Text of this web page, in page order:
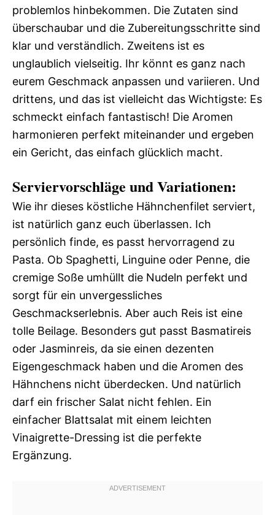
problemlos hinbekommen. Die Zutaten sind
überschaubar und die Zubereitungsschritte sind
klar und verständlich. Zweitens ist es
unglaublich vielseitig. Ihr könnt es ganz nach
eurem Geschmack anpassen und variieren. Und
drittens, und das ist vielleicht das Wichtigste: Es
schmeckt einfach fantastisch! Die Aromen
harmonieren perfekt miteinander und ergeben
ein Gericht, das einfach glücklich macht.
Serviervorschläge und Variationen:
Wie ihr dieses köstliche Hähnchenfilet serviert,
ist natürlich ganz euch überlassen. Ich
persönlich finde, es passt hervorragend zu
Pasta. Ob Spaghetti, Linguine oder Penne, die
cremige Soße umhüllt die Nudeln perfekt und
sorgt für ein unvergessliches
Geschmackserlebnis. Aber auch Reis ist eine
tolle Beilage. Besonders gut passt Basmatireis
oder Jasminreis, da sie einen dezenten
Eigengeschmack haben und die Aromen des
Hähnchens nicht überdecken. Und natürlich
darf ein frischer Salat nicht fehlen. Ein
einfacher Blattsalat mit einem leichten
Vinaigrette-Dressing ist die perfekte
Ergänzung.